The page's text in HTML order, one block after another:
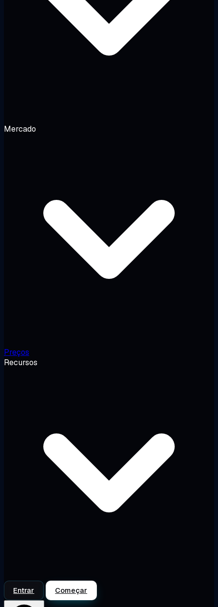
Mercado
Preços
Recursos
Entrar Começar